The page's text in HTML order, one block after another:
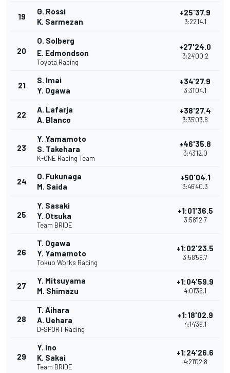
19
G. Rossi
K. Sarmezan
+25'37.9
3:22'14.1
20
O. Solberg
E. Edmondson
Toyota Racing
+27'24.0
3:24'00.2
21
S. Imai
Y. Ogawa
+34'27.9
3:31'04.1
22
A. Lafarja
A. Blanco
+38'27.4
3:35'03.6
23
Y. Yamamoto
S. Takehara
K-ONE Racing Team
+46'35.8
3:43'12.0
24
O. Fukunaga
M. Saida
+50'04.1
3:46'40.3
25
Y. Sasaki
Y. Otsuka
Team BRIDE
+1:01'36.5
3:58'12.7
26
T. Ogawa
Y. Yamamoto
Tokuo Works Racing
+1:02'23.5
3:58'59.7
27
Y. Mitsuyama
M. Shimazu
+1:04'59.9
4:01'36.1
28
T. Aihara
A. Uehara
D-SPORT Racing
+1:18'02.9
4:14'39.1
29
Y. Ino
K. Sakai
Team BRIDE
+1:24'26.6
4:21'02.8